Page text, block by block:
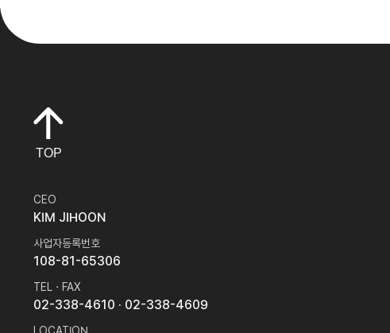
TOP
CEO
KIM JIHOON
사업자등록번호
108-81-65306
TEL · FAX
02-338-4610 · 02-338-4609